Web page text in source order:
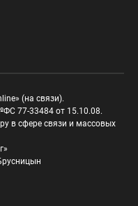
(на связи).
77-33484 от 15.10.08.
в сфере связи и массовых